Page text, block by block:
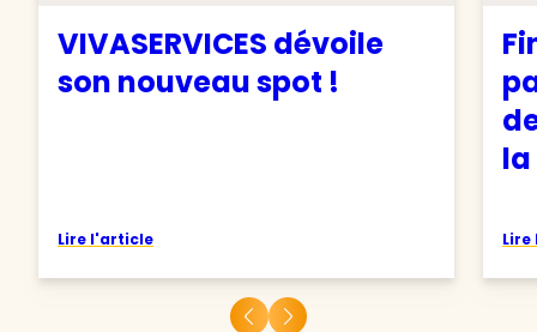
VIVASERVICES dévoile
son nouveau spot !
Lire l'article
la